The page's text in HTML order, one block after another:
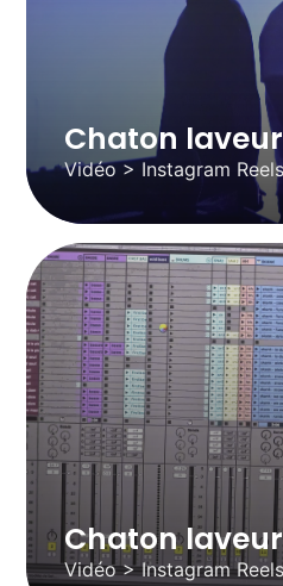
Chaton
Vidéo > Instagram Reels
Chaton
Vidéo > Instagram